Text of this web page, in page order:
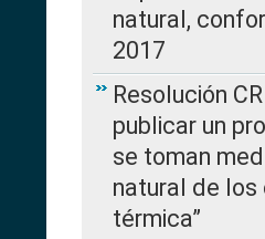
natural,
2017
Resolución
publicar un
se toman
natural de los
térmica”